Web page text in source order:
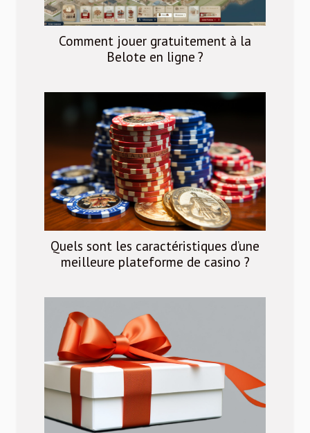
Comment jouer gratuitement à la
Belote en ligne ?
Quels sont les caractéristiques d’une
meilleure plateforme de casino ?